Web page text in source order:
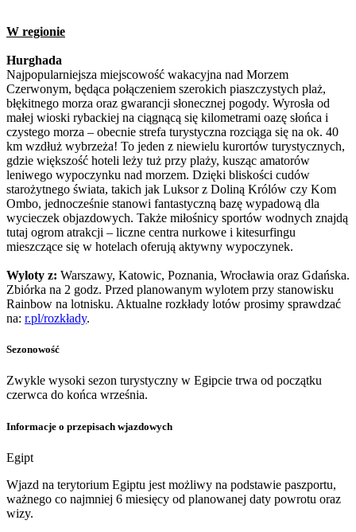
W regionie
Hurghada
Najpopularniejsza miejscowość wakacyjna nad Morzem
Czerwonym, będąca połączeniem szerokich piaszczystych plaż,
błękitnego morza oraz gwarancji słonecznej pogody. Wyrosła od
małej wioski rybackiej na ciągnącą się kilometrami oazę słońca i
czystego morza – obecnie strefa turystyczna rozciąga się na ok. 40
km wzdłuż wybrzeża! To jeden z niewielu kurortów turystycznych,
gdzie większość hoteli leży tuż przy plaży, kusząc amatorów
leniwego wypoczynku nad morzem. Dzięki bliskości cudów
starożytnego świata, takich jak Luksor z Doliną Królów czy Kom
Ombo, jednocześnie stanowi fantastyczną bazę wypadową dla
wycieczek objazdowych. Także miłośnicy sportów wodnych znajdą
tutaj ogrom atrakcji – liczne centra nurkowe i kitesurfingu
mieszczące się w hotelach oferują aktywny wypoczynek.
Wyloty z: Warszawy, Katowic, Poznania, Wrocławia oraz Gdańska.
Zbiórka na 2 godz. Przed planowanym wylotem przy stanowisku
Rainbow na lotnisku. Aktualne rozkłady lotów prosimy sprawdzać
na: r.pl/rozkłady.
Sezonowość
Zwykle wysoki sezon turystyczny w Egipcie trwa od początku
czerwca do końca września.
Informacje o przepisach wjazdowych
Egipt
Wjazd na terytorium Egiptu jest możliwy na podstawie paszportu,
ważnego co najmniej 6 miesięcy od planowanej daty powrotu oraz
wizy.